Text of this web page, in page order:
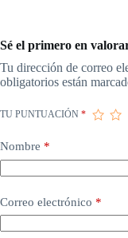
Sé el primero en
Tu dirección de correo
obligatorios están
TU PUNTUACIÓN *
Nombre *
Correo electrónico *